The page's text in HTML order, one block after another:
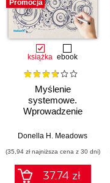
Promocja
książka ebook
Myślenie
systemowe.
Wprowadzenie
Donella H. Meadows
(35,94 zł najniższa cena z 30 dni)
37.74 zł